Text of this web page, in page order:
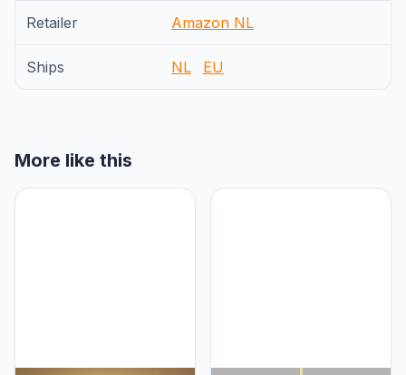
Retailer Amazon NL
Ships NL EU
More like this